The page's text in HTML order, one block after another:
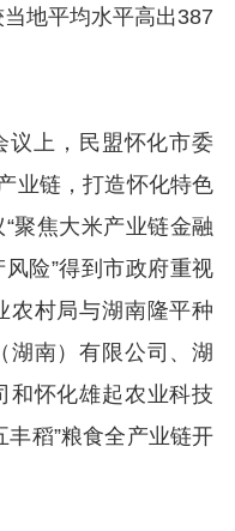
地平均水平高出387
议上，民盟怀化市委
业链，打造怀化特色
聚焦大米产业链金融
险”得到市政府重视
农村局与湖南隆平种
湖南）有限公司、湖
和怀化雄起农业科技
丰稻”粮食全产业链开